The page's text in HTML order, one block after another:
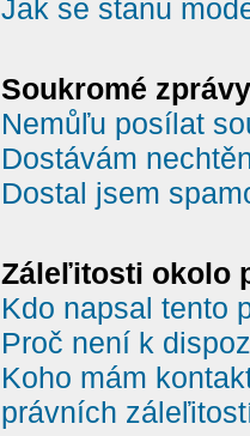
Jak se stanu
Soukromé zprávy
Nemůľu posílat
Dostávám
Dostal jsem
Záleľitosti okolo
Kdo napsal tento
Proč není k
Koho mám
právních